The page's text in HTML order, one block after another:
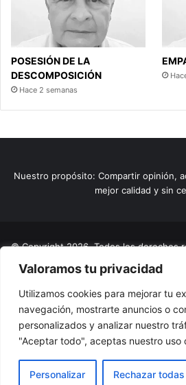
Valoramos tu privacidad
Utilizamos cookies para mejorar tu
navegación, mostrarte anuncios o
personalizados y analizar nuestro
"Aceptar todo", aceptas nuestro uso
Personalizar Rechazar todas
POSESIÓN DE LA
DESCOMPOSICIÓN
Hace 2 semanas
Nuestro propósito: Compartir opinión,
mejor calidad y sin
© Copyright 2026, Todos los
SAS BICNit
Home
Actualidad Variedades
El Tinteadero
Caricaturas
Facebook